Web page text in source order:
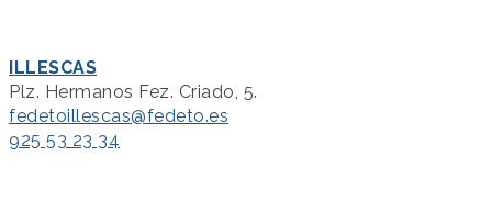
ILLESCAS
Plz. Hermanos Fez. Criado, 5.
fedetoillescas@fedeto.es
925 53 23 34